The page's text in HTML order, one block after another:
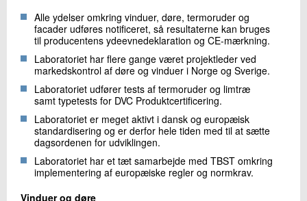
Send
Alle ydelser omkring vinduer, døre, termoruder og
facader udføres notificeret, så resultaterne kan bruges
til producentens ydeevnedeklaration og CE-mærkning.
Laboratoriet har flere gange været projektleder ved
markedskontrol af døre og vinduer i Norge og Sverige.
Laboratoriet udfører tests af termoruder og limtræ
samt typetests for DVC Produktcertificering.
Laboratoriet er meget aktivt i dansk og europæisk
standardisering og er derfor hele tiden med til at sætte
dagsordenen for udviklingen.
Laboratoriet har et tæt samarbejde med TBST omkring
implementering af europæiske regler og normkrav.
Vinduer og døre